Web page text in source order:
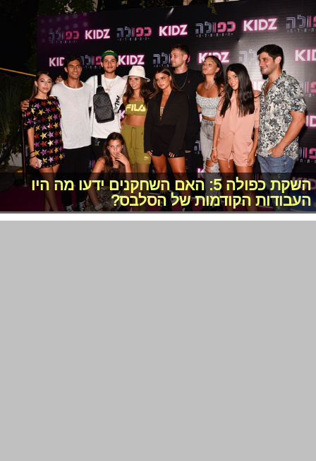
השקת כפולה 5: האם השחקנים ידעו מה היו
העבודות הקודמות של הסלבס?